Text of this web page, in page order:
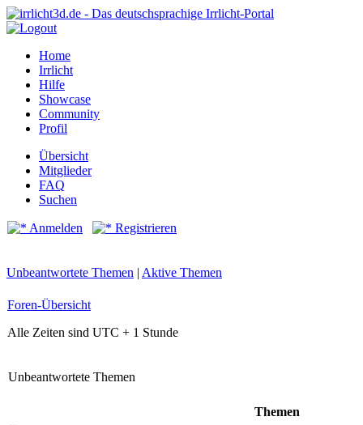
Home
Irrlicht
Hilfe
Showcase
Community
Profil
Übersicht
Mitglieder
FAQ
Suchen
Anmelden Registrieren
Unbeantwortete Themen | Aktive Themen
Foren-Übersicht
Alle Zeiten sind UTC + 1 Stunde
Unbeantwortete Themen
Themen